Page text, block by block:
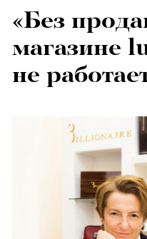
«Без
магазине
не